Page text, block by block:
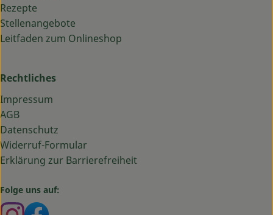
Rezepte
Stellenangebote
Leitfaden zum Onlineshop
Rechtliches
Impressum
AGB
Datenschutz
Widerruf-Formular
Erklärung zur Barrierefreiheit
Folge uns auf:
Externer Link zu https://www.instagram.com/
Externer Link zu https://www.facebook.com/